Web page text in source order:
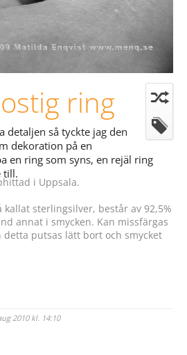
ring
detaljen så tyckte jag den
dekoration på en
en ring som syns, en rejäl ring
till.
i Uppsala.
kallat sterlingsilver, består av 92,5%
annat i smycken. Kan missfärgas
putsas lätt bort och smycket
2010 kl. 14:10